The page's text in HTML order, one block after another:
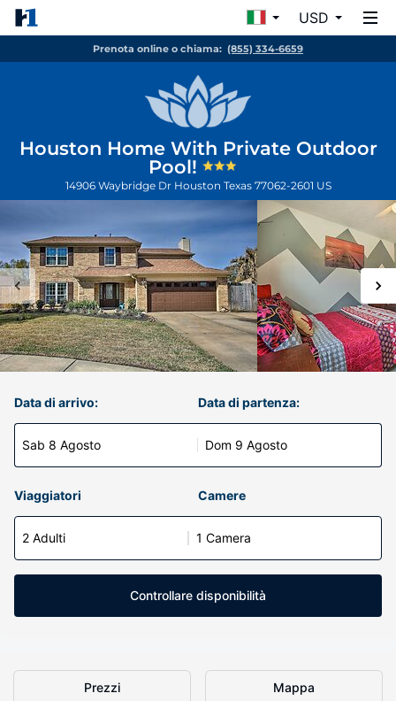
USD
Prenota online o chiama: (855) 334-6659
Houston Home With Private Outdoor
Pool!
14906 Waybridge Dr Houston Texas 77062-2601 US
Data di arrivo:
Sab 8 Agosto
Data di partenza:
Dom 9 Agosto
Viaggiatori Camere
2 Adulti 1 Camera
Controllare disponibilità
Prezzi Mappa